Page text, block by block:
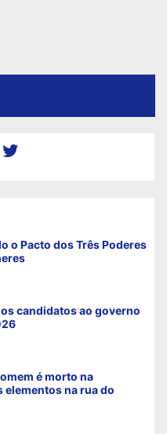
Twitter
o Pacto dos Três Poderes
candidatos ao governo
é morto na
na rua do